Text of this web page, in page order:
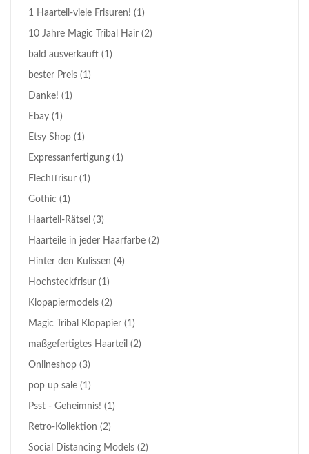
1 Haarteil-viele Frisuren! (1)
10 Jahre Magic Tribal Hair (2)
bald ausverkauft (1)
bester Preis (1)
Danke! (1)
Ebay (1)
Etsy Shop (1)
Expressanfertigung (1)
Flechtfrisur (1)
Gothic (1)
Haarteil-Rätsel (3)
Haarteile in jeder Haarfarbe (2)
Hinter den Kulissen (4)
Hochsteckfrisur (1)
Klopapiermodels (2)
Magic Tribal Klopapier (1)
maßgefertigtes Haarteil (2)
Onlineshop (3)
pop up sale (1)
Psst - Geheimnis! (1)
Retro-Kollektion (2)
Social Distancing Models (2)